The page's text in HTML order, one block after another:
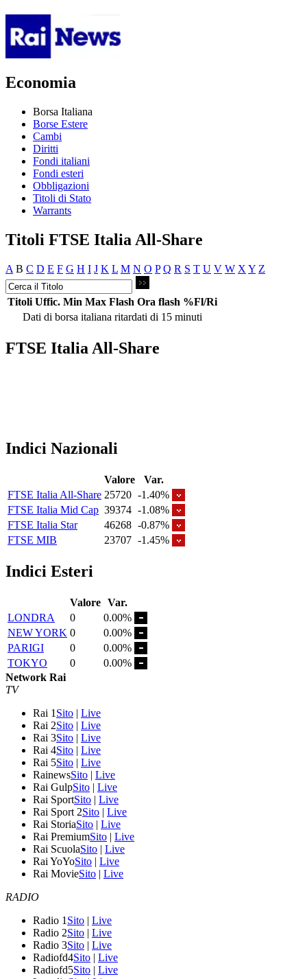
Economia
Borsa Italiana
Borse Estere
Cambi
Diritti
Fondi italiani
Fondi esteri
Obbligazioni
Titoli di Stato
Warrants
Titoli FTSE Italia All-Share
A B C D E F G H I J K L M N O P Q R S T U V W X Y Z
Titoli Uffic. Min Max Flash Ora flash %Fl/Ri
Dati di borsa italiana ritardati di 15 minuti
FTSE Italia All-Share
Indici Nazionali
Valore
Var.
FTSE Italia All-Share 25720 -1.40%
FTSE Italia Mid Cap 39374 -1.08%
FTSE Italia Star
46268 -0.87%
FTSE MIB
23707 -1.45%
Indici Esteri
Valore Var.
LONDRA
0
0.00%
NEW YORK 0
0.00%
PARIGI
0
0.00%
TOKYO
0
0.00%
Network Rai
TV
Rai 1 Sito | Live
Rai 2Sito | Live
Rai 3Sito | Live
Rai 4Sito | Live
Rai 5Sito | Live
RainewsSito | Live
Rai GulpSito | Live
Rai SportSito | Live
Rai Sport 2Sito | Live
Rai StoriaSito | Live
Rai PremiumSito | Live
Rai ScuolaSito | Live
Rai YoYoSito | Live
Rai MovieSito | Live
RADIO
Radio 1 Sito | Live
Radio 2Sito | Live
Radio 3Sito | Live
Radiofd4Sito | Live
Radiofd5Sito | Live